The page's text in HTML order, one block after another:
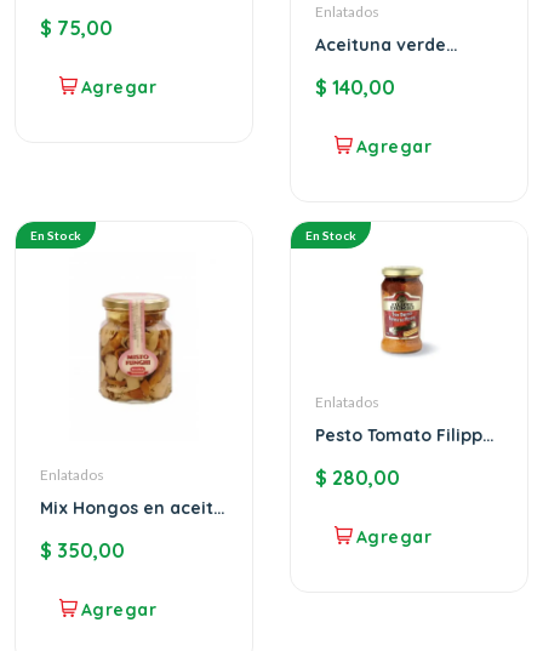
$ 75,00
Enlatados
Aceituna verde
$ 140,00
En Stock
Enlatados
Mix Hongos en aceite
$ 350,00
En Stock
Enlatados
Pesto Tomato Filippo
$ 280,00